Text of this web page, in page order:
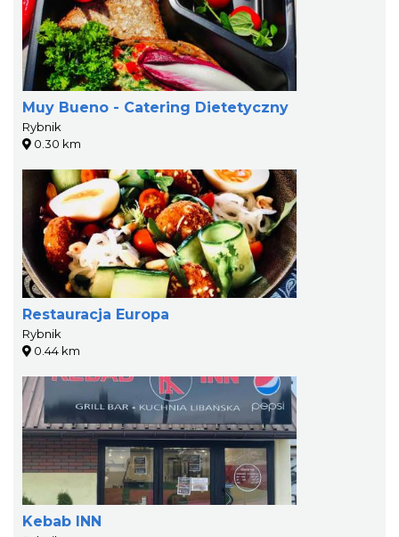
Muy Bueno - Catering Dietetyczny
Rybnik
0.30 km
Restauracja Europa
Rybnik
0.44 km
Kebab INN